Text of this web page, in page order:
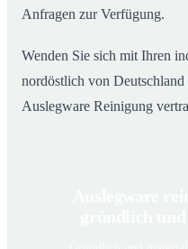
Anfragen zur Verfügung.
Wenden Sie sich mit Ihren
nordöstlich von Deutschland
Auslegware Reinigung